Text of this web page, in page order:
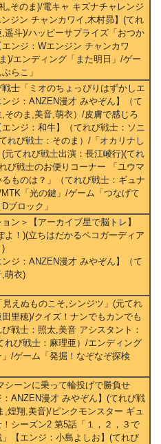
,そのま)/電キャ キズナチャレンジ
ンジン チャンカワイ,木村昴】(てれ
遥斗)/ハッピーサプライズ「おつか
ンジ：Wエンジン チャンカワ
)/エンディング「また明日」/ゲー
らこ」
士「ミオのちょっぴりはずかしエ
ジ：ANZEN漫才 みやぞん】（て
そのま,美音,萌衣）/皮膚で感じろ
ンジ：和牛】（てれび戦士：ソニ
れび戦士：そのま）/「オカリナし
元てれび戦士出演：長江崚行)(てれ
び戦士のお便りコーナー 「ユウマ
ものは？」（てれび戦士：ギュナ
「光の鍵」/ゲーム「つなげて
ブロック」
ン＞【アーカイブ星で脳トレ】
よ！)(立ちはだかるペコガーディア
)
ンジ：ANZEN漫才 みやぞん】（て
,萌衣)
見えぬものこそ,シンジツ」(元てれ
里穂)/クイズ！ナンでもカンでも
び戦士：照太,美音 アシスタント：
れび戦士：麻理亜）/エンディング
」/ゲーム「発掘！なぞなぞ探検
シーンに乗って輪投げで勝負せ
ANZEN漫才 みやぞん】(てれび戦
,煌翔,美音)/ピンクモンスター ギュ
シーズン2 第5話「１，２，３で
」【エンジ：小島よしお】(てれび